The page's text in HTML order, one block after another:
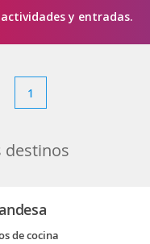
y entradas.
1
destinos
de cocina